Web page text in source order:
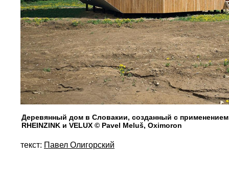
Деревянный дом в Словакии, созданный с применением
RHEINZINK и VELUX © Pavel Meluš, Oximoron
текст: Павел Олигорский